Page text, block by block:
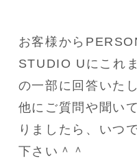
お客様から
STUDIO Uにこれ
の一部に回答いた
他にご質問や聞い
りましたら、いつ
下さい＾＾